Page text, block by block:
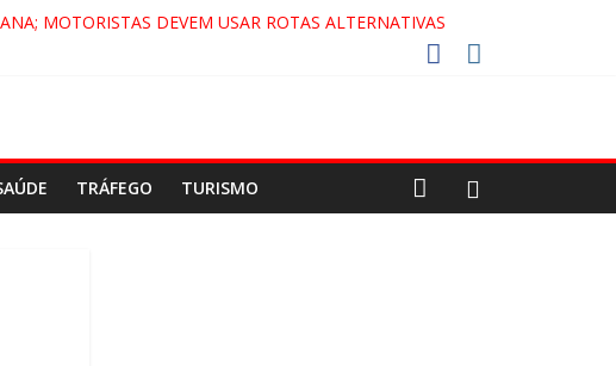
MOTORISTAS DEVEM USAR ROTAS ALTERNATIVAS
TRÁFEGO TURISMO